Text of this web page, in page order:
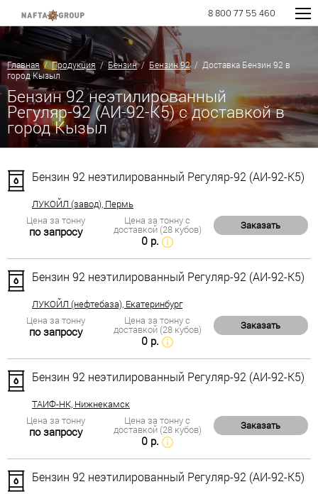
8 800 77 55 460
Главная/Продукция/Бензин/ Бензин 92/ Доставка Бензин 92 в
город Кызыл
Бензин 92 неэтилированный
Регуляр-92 (АИ-92-К5) с доставкой в
город Кызыл
Бензин 92 неэтилированный Регуляр-92 (АИ-92-К5)
ЛУКОЙЛ (завод), Пермь
Цена за тонну
по запросу
Цена за тонну с
доставкой (28 кубов)
0 р.
Заказать
Бензин 92 неэтилированный Регуляр-92 (АИ-92-К5)
ЛУКОЙЛ (нефтебаза), Екатеринбург
Цена за тонну
по запросу
Цена за тонну с
доставкой (28 кубов)
0 р.
Заказать
Бензин 92 неэтилированный Регуляр-92 (АИ-92-К5)
ТАИФ-НК, Нижнекамск
Цена за тонну
по запросу
Цена за тонну с
доставкой (28 кубов)
0 р.
Заказать
Бензин 92 неэтилированный Регуляр-92 (АИ-92-К5)